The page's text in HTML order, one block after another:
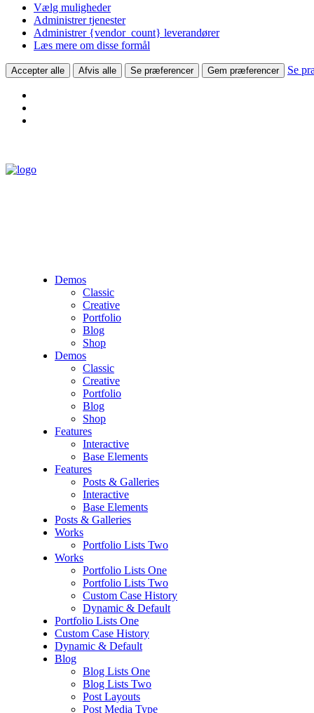
Vælg muligheder
Administrer tjenester
Administrer {vendor_count} leverandører
Læs mere om disse formål
Accepter alle Afvis alle Se præferencer Gem præferencer Se
Demos
Classic
Creative
Portfolio
Blog
Shop
Demos
Classic
Creative
Portfolio
Blog
Shop
Features
Interactive
Base Elements
Features
Posts & Galleries
Interactive
Base Elements
Posts & Galleries
Works
Portfolio Lists Two
Works
Portfolio Lists One
Portfolio Lists Two
Custom Case History
Dynamic & Default
Portfolio Lists One
Custom Case History
Dynamic & Default
Blog
Blog Lists One
Blog Lists Two
Post Layouts
Post Media Type